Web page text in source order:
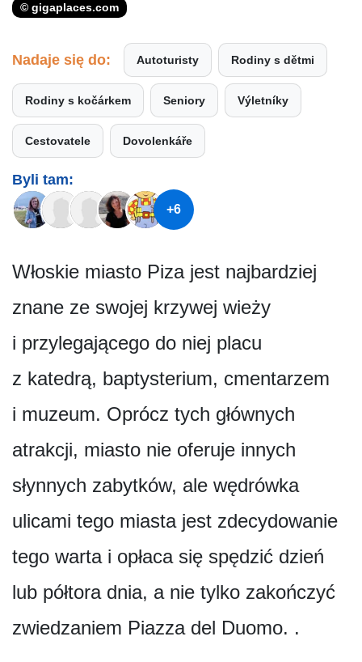
© gigaplaces.com
Nadaje się do: Autoturisty Rodiny s dětmi
Rodiny s kočárkem Seniory Výletníky
Cestovatele Dovolenkáře
Byli tam:
+6
Włoskie miasto Piza jest najbardziej
znane ze swojej krzywej wieży
i przylegającego do niej placu
z katedrą, baptysterium, cmentarzem
i muzeum. Oprócz tych głównych
atrakcji, miasto nie oferuje innych
słynnych zabytków, ale wędrówka
ulicami tego miasta jest zdecydowanie
tego warta i opłaca się spędzić dzień
lub półtora dnia, a nie tylko zakończyć
zwiedzaniem Piazza del Duomo. .